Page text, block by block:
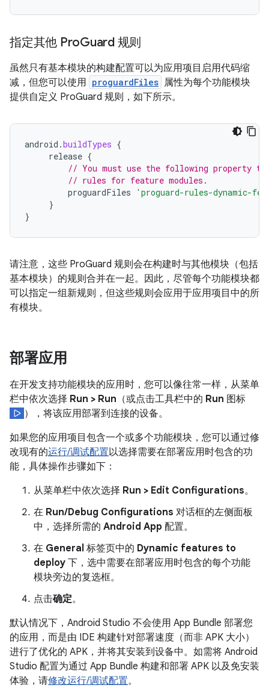
指定其他 ProGuard 规则
虽然只有基本模块的构建配置可以为应用项目启用代码缩
减，但您可以使用 proguardFiles 属性为每个功能模块
提供自定义 ProGuard 规则，如下所示。
android .buildTypes {
release {
// You must use the following property
// rules for feature modules.
proguardFiles
'proguard-rules-dynamic-
}
}
请注意，这些 ProGuard 规则会在构建时与其他模块（包括
基本模块）的规则合并在一起。因此，尽管每个功能模块都
可以指定一组新规则，但这些规则会应用于应用项目中的所
有模块。
部署应用
在开发支持功能模块的应用时，您可以像往常一样，从菜单
栏中依次选择 Run > Run （或点击工具栏中的 Run 图标
），将该应用部署到连接的设备。
如果您的应用项目包含一个或多个功能模块，您可以通过修
改现有的运行/调试配置以选择需要在部署应用时包含的功
能，具体操作步骤如下：
从菜单栏中依次选择 Run > Edit Configurations。
在 Run/Debug Configurations 对话框的左侧面板
中，选择所需的 Android App 配置。
在 General 标签页中的 Dynamic features to
deploy 下，选中需要在部署应用时包含的每个功能
模块旁边的复选框。
点击确定。
默认情况下，Android Studio 不会使用 App Bundle 部署您
的应用，而是由 IDE 构建针对部署速度（而非 APK 大小）
进行了优化的 APK，并将其安装到设备中。如需将 Android
Studio 配置为通过 App Bundle 构建和部署 APK 以及免安装
体验，请修改运行/调试配置。